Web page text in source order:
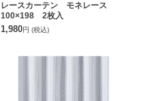
レースカーテン モネレース
100×198 2枚入
1,980円 (税込)